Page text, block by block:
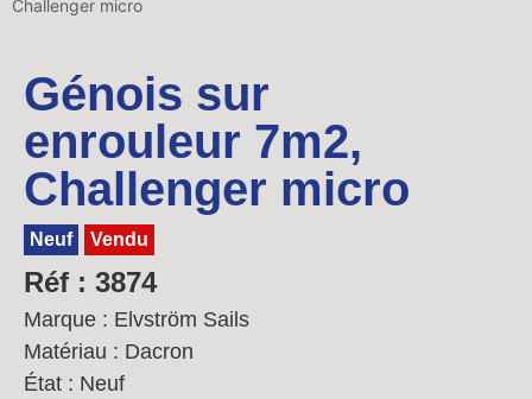
Challenger micro
Génois sur
enrouleur 7m2,
Challenger micro
Neuf Vendu
Réf : 3874
Marque : Elvström Sails
Matériau : Dacron
État : Neuf